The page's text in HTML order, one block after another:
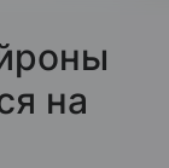
на